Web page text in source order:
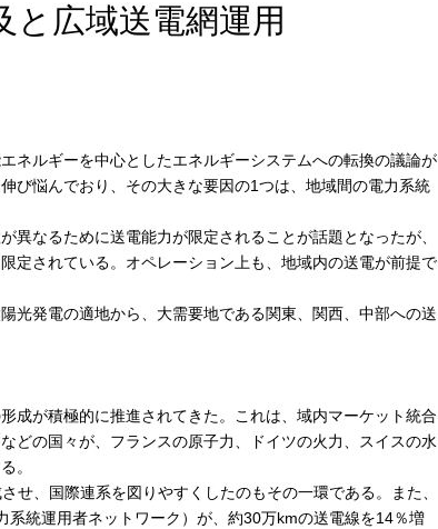
広域送電網運用
ネルギーを中心としたエネルギーシステムへの転換の議論が
び悩んでおり、その大きな要因の1つは、地域間の電力系統
なるために送電能力が限定されることが話題となったが、
定されている。オペレーション上も、地域内の送電が前提で
光発電の適地から、大需要地である関東、関西、中部への送
成が積極的に推進されてきた。これは、域内マーケット統合
どの国々が、フランスの原子力、ドイツの火力、スイスの水
。
、国際連系を図りやすくしたのもその一環である。また、
統運用者ネットワーク）が、約30万kmの送電線を14％増